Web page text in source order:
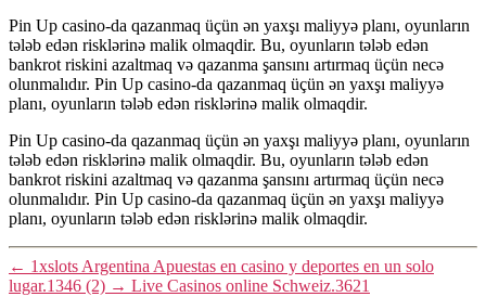
Pin Up casino-da qazanmaq üçün ən yaxşı maliyyə planı, oyunların
tələb edən risklərinə malik olmaqdir. Bu, oyunların tələb edən
bankrot riskini azaltmaq və qazanma şansını artırmaq üçün necə
olunmalıdır. Pin Up casino-da qazanmaq üçün ən yaxşı maliyyə
planı, oyunların tələb edən risklərinə malik olmaqdir.
Pin Up casino-da qazanmaq üçün ən yaxşı maliyyə planı, oyunların
tələb edən risklərinə malik olmaqdir. Bu, oyunların tələb edən
bankrot riskini azaltmaq və qazanma şansını artırmaq üçün necə
olunmalıdır. Pin Up casino-da qazanmaq üçün ən yaxşı maliyyə
planı, oyunların tələb edən risklərinə malik olmaqdir.
← 1xslots Argentina Apuestas en casino y deportes en un solo
lugar.1346 (2) → Live Casinos online Schweiz.3621